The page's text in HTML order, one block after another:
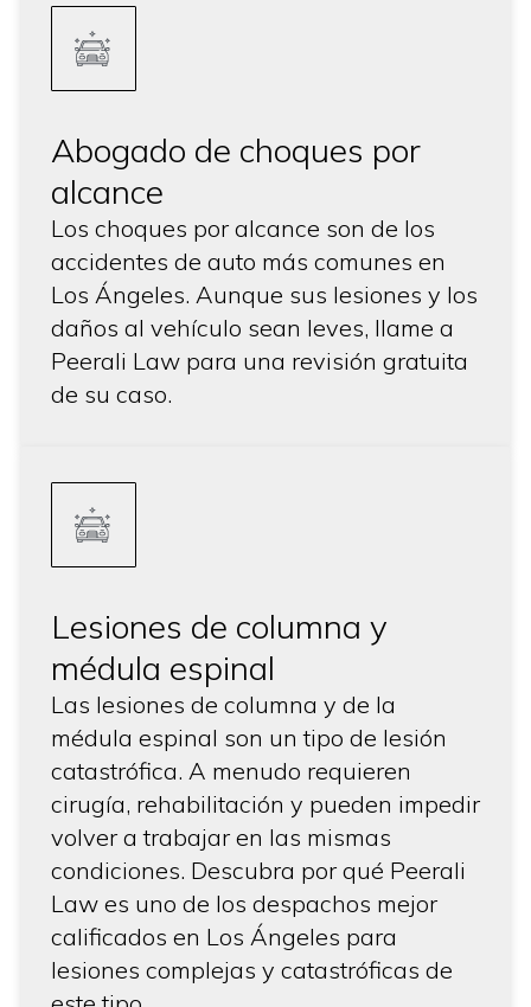
Abogado de choques por
alcance
Los choques por alcance son de los
accidentes de auto más comunes en
Los Ángeles. Aunque sus lesiones y los
daños al vehículo sean leves, llame a
Peerali Law para una revisión gratuita
de su caso.
Lesiones de columna y
médula espinal
Las lesiones de columna y de la
médula espinal son un tipo de lesión
catastrófica. A menudo requieren
cirugía, rehabilitación y pueden impedir
volver a trabajar en las mismas
condiciones. Descubra por qué Peerali
Law es uno de los despachos mejor
calificados en Los Ángeles para
lesiones complejas y catastróficas de